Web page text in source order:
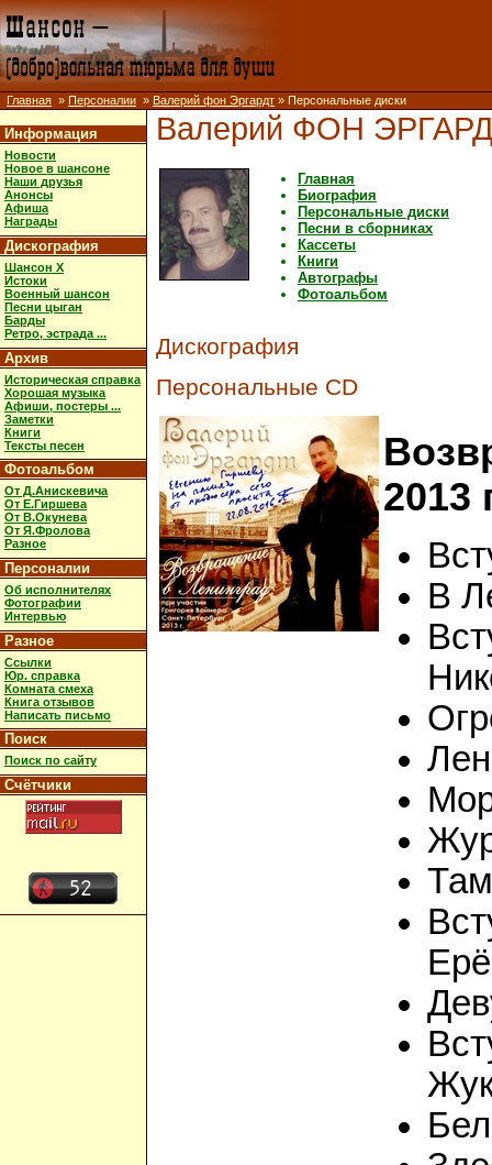
Главная » Персоналии » Валерий фон Эргардт » Персональные диски
Информация
Новости
Новое в шансоне
Наши друзья
Анонсы
Афиша
Награды
Дискография
Шансон X
Истоки
Военный шансон
Песни цыган
Барды
Ретро, эстрада ...
Архив
Историческая справка
Хорошая музыка
Афиши, постеры ...
Заметки
Книги
Тексты песен
Фотоальбом
От Д.Анискевича
От Е.Гиршева
От В.Окунева
От Я.Фролова
Разное
Персоналии
Об исполнителях
Фотографии
Интервью
Разное
Ссылки
Юр. справка
Комната смеха
Книга отзывов
Написать письмо
Поиск
Поиск по сайту
Счётчики
Валерий ФОН
Главная
Биография
Персональные диски
Песни в сборниках
Кассеты
Книги
Автографы
Фотоальбом
Дискография
Персональные CD
2013
В